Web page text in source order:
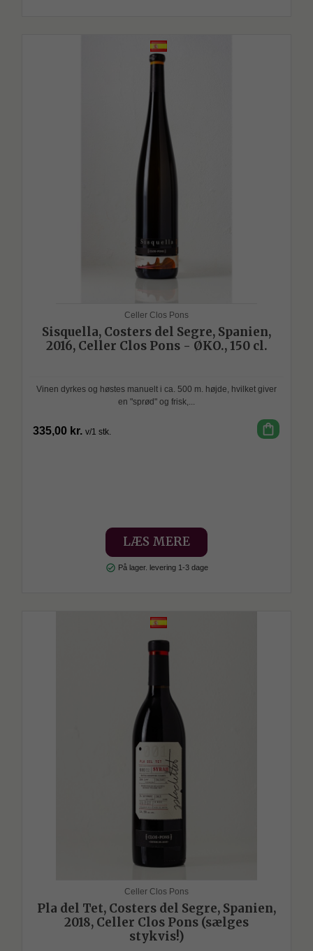
Celler Clos Pons
Sisquella, Costers del Segre, Spanien,
2016, Celler Clos Pons - ØKO., 150 cl.
Vinen dyrkes og høstes manuelt i ca. 500 m. højde, hvilket giver
en "sprød" og frisk,...
335,00 kr. v/1 stk. shopping_bag
LÆS MERE
check_circle På lager. levering 1-3 dage
Celler Clos Pons
Pla del Tet, Costers del Segre, Spanien,
2018, Celler Clos Pons (sælges
stykvis!)